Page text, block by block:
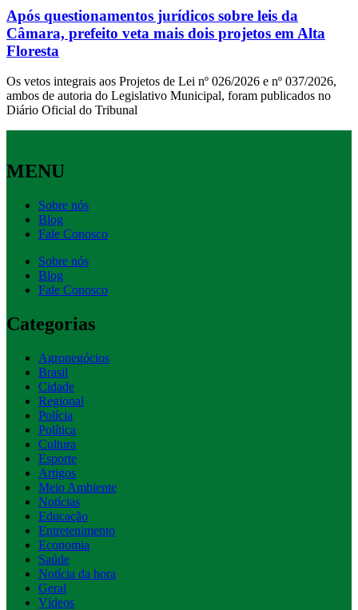
Após questionamentos jurídicos sobre leis da
Câmara, prefeito veta mais dois projetos em Alta
Floresta
Os vetos integrais aos Projetos de Lei nº 026/2026 e nº 037/2026,
ambos de autoria do Legislativo Municipal, foram publicados no
Diário Oficial do Tribunal
MENU
Sobre nós
Blog
Fale Conosco
Sobre nós
Blog
Fale Conosco
Categorias
Agronegócios
Brasil
Cidade
Regional
Polícia
Política
Cultura
Esporte
Artigos
Meio Ambiente
Notícias
Educação
Entretenimento
Economia
Saúde
Notícia da hora
Geral
Vídeos